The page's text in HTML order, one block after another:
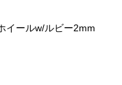
イールw/ルビー2mm